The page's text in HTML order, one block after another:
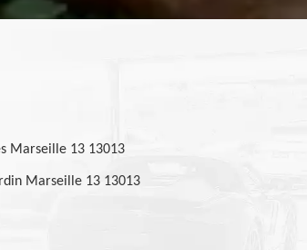
Marseille 13 13013
Marseille 13 13013